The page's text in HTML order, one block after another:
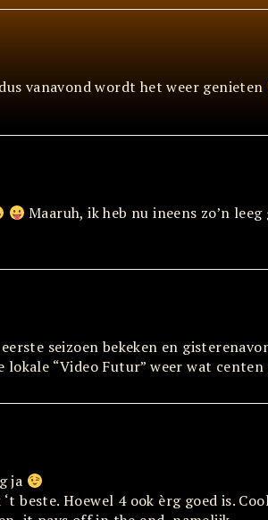
vanavond wordt het weer genieten
Maaruh, ik heb nu ineens zo’n
seizoen bekeken en
“Video Futur” weer wat centen
ja
beste. Hoewel 4 ook èrg goed is.